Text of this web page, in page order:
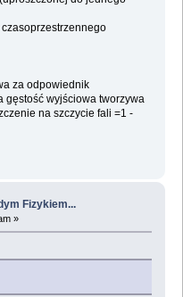
za odpowiednik
gęstość wyjściowa tworzywa
na szczycie fali =1 -
Fizykiem...
»